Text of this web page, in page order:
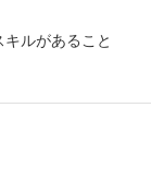
ルがあること